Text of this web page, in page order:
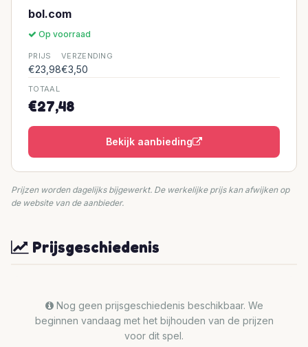
bol.com
Op voorraad
PRIJS
€23,98
VERZENDING
€3,50
TOTAAL
€27,48
Bekijk aanbieding
Prijzen worden dagelijks bijgewerkt. De werkelijke prijs kan afwijken op
de website van de aanbieder.
Prijsgeschiedenis
Nog geen prijsgeschiedenis beschikbaar. We
beginnen vandaag met het bijhouden van de prijzen
voor dit spel.